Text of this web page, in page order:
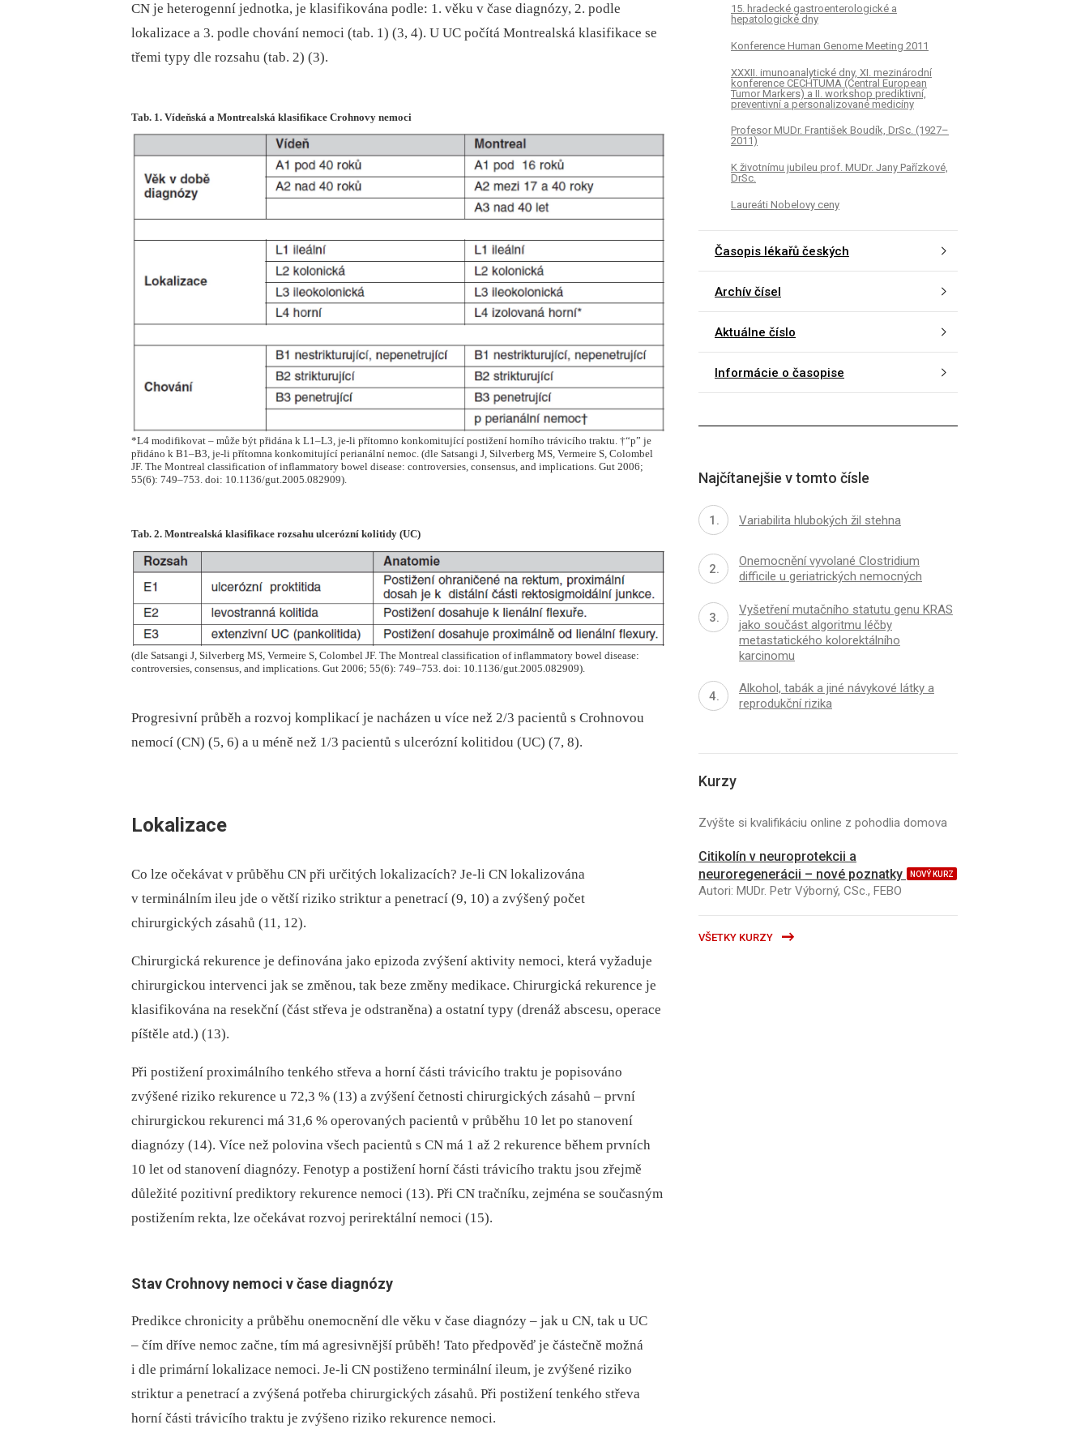
CN je heterogenní jednotka, je klasifikována podle: 1. věku v čase diagnózy, 2. podle
lokalizace a 3. podle chování nemoci (tab. 1) (3, 4). U UC počítá Montrealská klasifikace se
třemi typy dle rozsahu (tab. 2) (3).
Tab. 1. Vídeňská a Montrealská klasifikace Crohnovy nemoci
*L4 modifikovat – může být přidána k L1–L3, je-li přítomno konkomitující postižení horního trávicího traktu. †“p” je
přidáno k B1–B3, je-li přítomna konkomitující perianální nemoc. (dle Satsangi J, Silverberg MS, Vermeire S, Colombel
JF. The Montreal classification of inflammatory bowel disease: controversies, consensus, and implications. Gut 2006;
55(6): 749–753. doi: 10.1136/gut.2005.082909).
Tab. 2. Montrealská klasifikace rozsahu ulcerózní kolitidy (UC)
(dle Satsangi J, Silverberg MS, Vermeire S, Colombel JF. The Montreal classification of inflammatory bowel disease:
controversies, consensus, and implications. Gut 2006; 55(6): 749–753. doi: 10.1136/gut.2005.082909).
Progresivní průběh a rozvoj komplikací je nacházen u více než 2/3 pacientů s Crohnovou
nemocí (CN) (5, 6) a u méně než 1/3 pacientů s ulcerózní kolitidou (UC) (7, 8).
Lokalizace
Co lze očekávat v průběhu CN při určitých lokalizacích? Je-li CN lokalizována
v terminálním ileu jde o větší riziko striktur a penetrací (9, 10) a zvýšený počet
chirurgických zásahů (11, 12).
Chirurgická rekurence je definována jako epizoda zvýšení aktivity nemoci, která vyžaduje
chirurgickou intervenci jak se změnou, tak beze změny medikace. Chirurgická rekurence je
klasifikována na resekční (část střeva je odstraněna) a ostatní typy (drenáž abscesu, operace
píštěle atd.) (13).
Při postižení proximálního tenkého střeva a horní části trávicího traktu je popisováno
zvýšené riziko rekurence u 72,3 % (13) a zvýšení četnosti chirurgických zásahů –⁠ první
chirurgickou rekurenci má 31,6 % operovaných pacientů v průběhu 10 let po stanovení
diagnózy (14). Více než polovina všech pacientů s CN má 1 až 2 rekurence během prvních
10 let od stanovení diagnózy. Fenotyp a postižení horní části trávicího traktu jsou zřejmě
důležité pozitivní prediktory rekurence nemoci (13). Při CN tračníku, zejména se současným
postižením rekta, lze očekávat rozvoj perirektální nemoci (15).
Stav Crohnovy nemoci v čase diagnózy
Predikce chronicity a průběhu onemocnění dle věku v čase diagnózy –⁠ jak u CN, tak u UC
–⁠ čím dříve nemoc začne, tím má agresivnější průběh! Tato předpověď je částečně možná
i dle primární lokalizace nemoci. Je-li CN postiženo terminální ileum, je zvýšené riziko
striktur a penetrací a zvýšená potřeba chirurgických zásahů. Při postižení tenkého střeva
horní části trávicího traktu je zvýšeno riziko rekurence nemoci.
15. hradecké gastroenterologické a
hepatologické dny
Konference Human Genome Meeting 2011
XXXII. imunoanalytické dny, XI. mezinárodní
konference CECHTUMA (Central European
Tumor Markers) a II. workshop prediktivní,
preventivní a personalizované medicíny
Profesor MUDr. František Boudík, DrSc. (1927–
2011)
K životnímu jubileu prof. MUDr. Jany Pařízkové,
DrSc.
Laureáti Nobelovy ceny
Časopis lékařů českých
Archív čísel
Aktuálne číslo
Informácie o časopise
Najčítanejšie v tomto čísle
Variabilita hlubokých žil stehna
Onemocnění vyvolané Clostridium
difficile u geriatrických nemocných
Vyšetření mutačního statutu genu KRAS
jako součást algoritmu léčby
metastatického kolorektálního
karcinomu
Alkohol, tabák a jiné návykové látky a
reprodukční rizika
Kurzy
Zvýšte si kvalifikáciu online z pohodlia domova
Citikolín v neuroprotekcii a
neuroregenerácii – nové poznatky
NOVÝ KURZ
Autori: MUDr. Petr Výborný, CSc., FEBO
VŠETKY KURZY